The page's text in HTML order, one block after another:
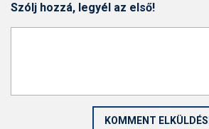
Szólj hozzá, legyél az első!